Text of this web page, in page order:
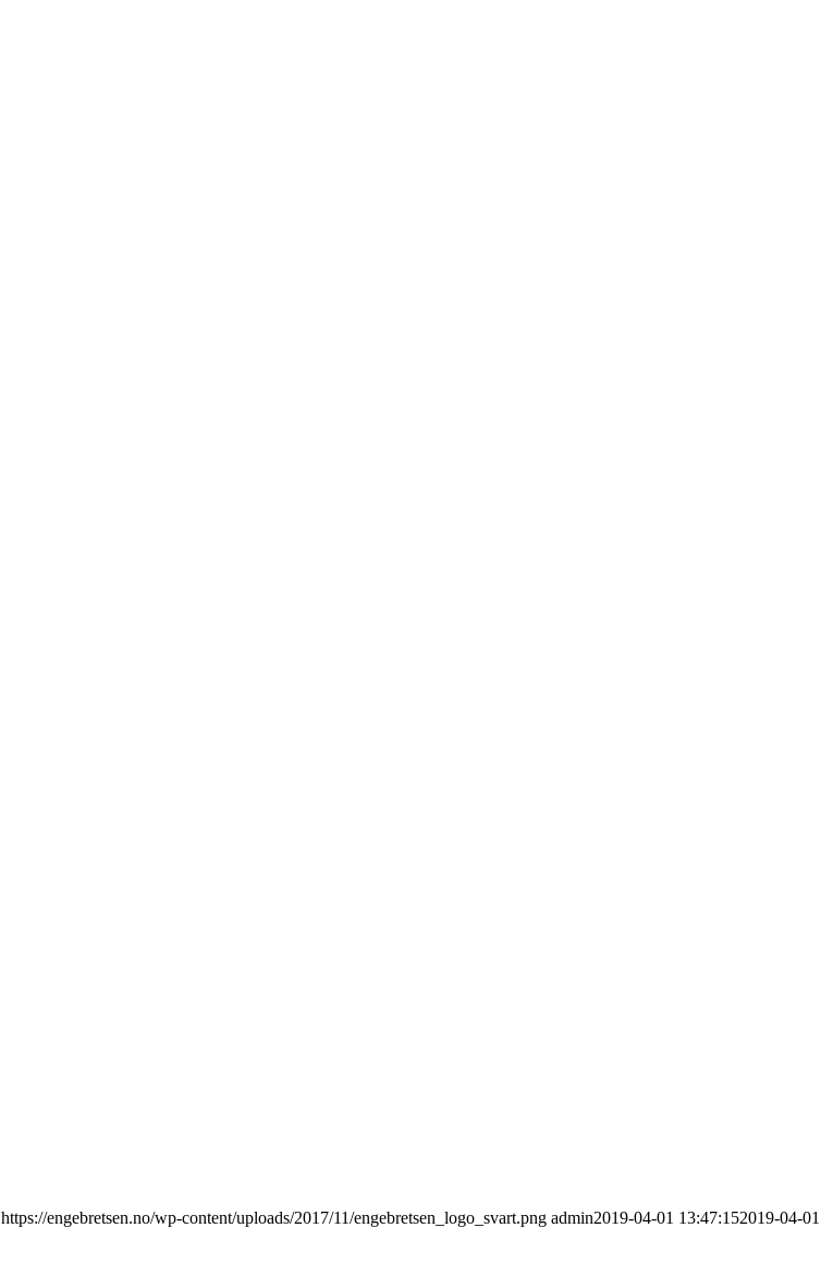
https://engebretsen.no/wp-content/uploads/2017/11/engebretsen_logo_svart.png admin2019-04-01 13:47:152019-04-01